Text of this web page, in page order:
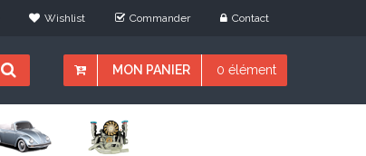
Wishlist Commander Contact
MON PANIER 0 élément